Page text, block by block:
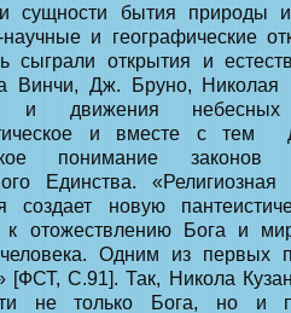
сущности бытия природы
научные и географические
сыграли открытия и
Винчи, Дж. Бруно, Николая
и движения небесных
и вместе с тем
понимание
Единства.
создает новую
к отожествлению Бога и
Одним из первых
[ФСТ, С.91]. Так, Никола
не только Бога, но и